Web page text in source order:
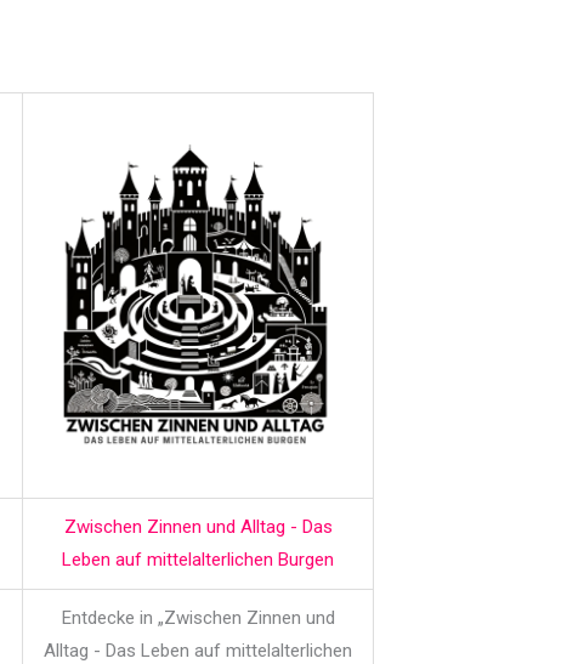
Zwischen Zinnen und Alltag - Das
Leben auf mittelalterlichen Burgen
Entdecke in „Zwischen Zinnen und
Alltag - Das Leben auf mittelalterlichen